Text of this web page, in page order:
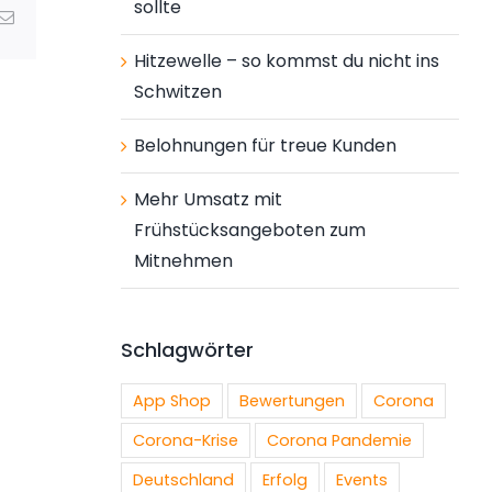
E-
sollte
Hitzewelle – so kommst du nicht ins
Schwitzen
Belohnungen für treue Kunden
Mehr Umsatz mit
Frühstücksangeboten zum
Mitnehmen
Schlagwörter
App Shop Bewertungen
Corona
Corona-Krise
Corona Pandemie
Deutschland
Erfolg
Events